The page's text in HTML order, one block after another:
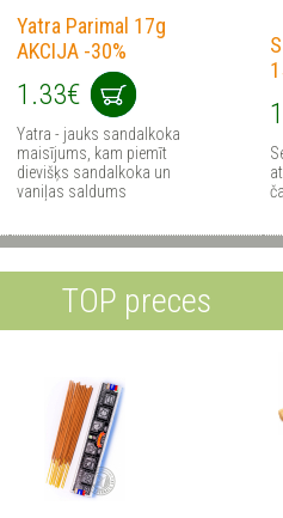
Yatra Parimal 17g
AKCIJA -30%
1.33€
Yatra - jauks sandalkoka
maisījums, kam piemīt
dievišķs sandalkoka un
vaniļas saldums
TOP preces